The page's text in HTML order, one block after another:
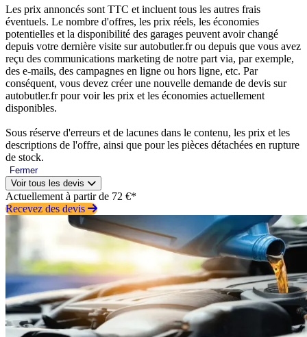
Les prix annoncés sont TTC et incluent tous les autres frais
éventuels. Le nombre d'offres, les prix réels, les économies
potentielles et la disponibilité des garages peuvent avoir changé
depuis votre dernière visite sur autobutler.fr ou depuis que vous avez
reçu des communications marketing de notre part via, par exemple,
des e-mails, des campagnes en ligne ou hors ligne, etc. Par
conséquent, vous devez créer une nouvelle demande de devis sur
autobutler.fr pour voir les prix et les économies actuellement
disponibles.
Sous réserve d'erreurs et de lacunes dans le contenu, les prix et les
descriptions de l'offre, ainsi que pour les pièces détachées en rupture
de stock.
Fermer
Voir tous les devis
Actuellement à partir de 72 €*
Recevez des devis